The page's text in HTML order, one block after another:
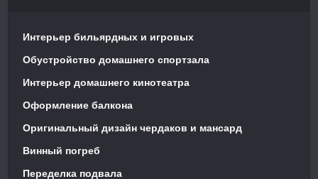
Интерьер бильярдных и игровых
Обустройство домашнего спортзала
Интерьер домашнего кинотеатра
Оформление балкона
Оригинальный дизайн чердаков и мансард
Винный погреб
Переделка подвала